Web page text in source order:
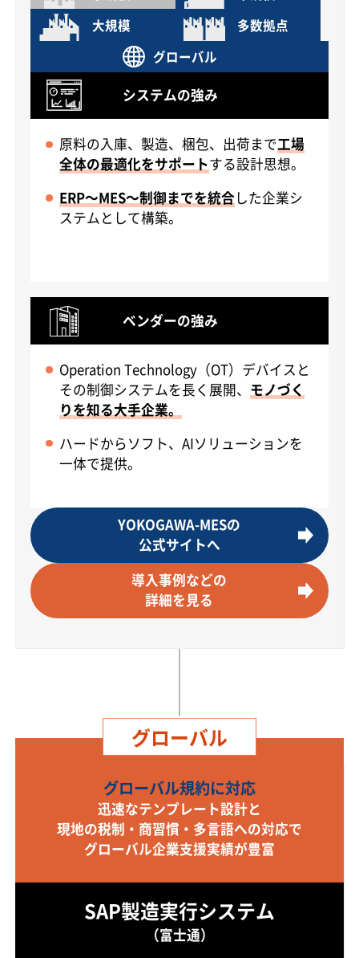
大規模
多数拠点
グローバル
システムの強み
原料の入庫、製造、梱包、出荷まで工場
全体の最適化をサポートする設計思想。
ERP～MES～制御までを統合した企業シ
ステムとして構築。
ベンダーの強み
Operation Technology（OT）デバイスと
その制御システムを長く展開、 モノづく
りを知る大手企業。
ハードからソフト、AIソリューションを
一体で提供。
YOKOGAWA-MESの
公式サイトへ
導入事例などの
詳細を見る
グローバル
グローバル規約に対応
迅速なテンプレート設計と
現地の税制・商習慣・多言語への対応で
グローバル企業支援実績が豊富
SAP製造実行システム
（富士通）